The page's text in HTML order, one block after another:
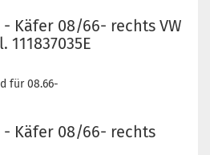
Käfer 08/66- rechts VW
für 08.66-
Käfer 08/66- rechts